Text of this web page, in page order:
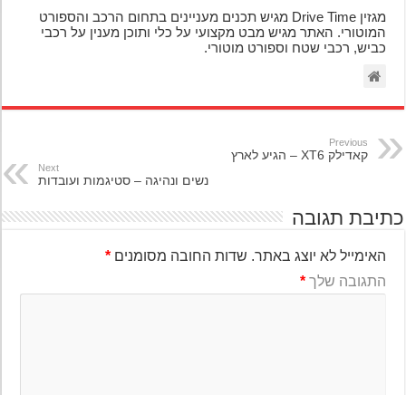
מגזין Drive Time מגיש תכנים מעניינים בתחום הרכב והספורט
המוטורי. האתר מגיש מבט מקצועי על כלי ותוכן מענין על רכבי
כביש, רכבי שטח וספורט מוטורי.
Previous
קאדילק XT6 – הגיע לארץ
Next
נשים ונהיגה – סטיגמות ועובדות
תגובה
האימייל לא יוצג באתר. שדות החובה מסומנים*
התגובה שלך*